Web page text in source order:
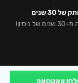
ותק של 30 שנים
ניסיון!
וואטסאפ